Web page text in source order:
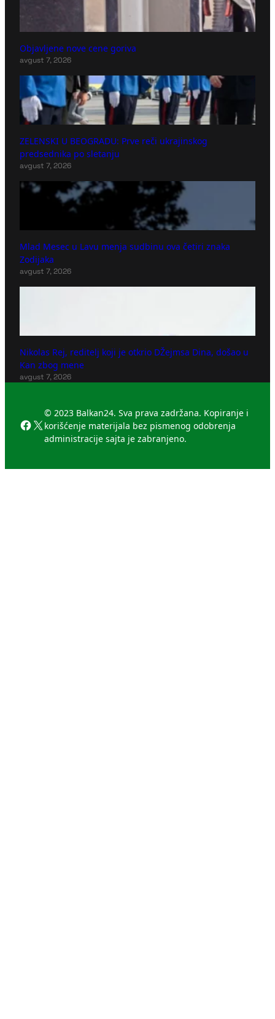
Objavljene nove cene goriva
avgust 7, 2026
ZELENSKI U BEOGRADU: Prve reči ukrajinskog
predsednika po sletanju
avgust 7, 2026
Mlad Mesec u Lavu menja sudbinu ova četiri znaka
Zodijaka
avgust 7, 2026
Nikolas Rej, reditelj koji je otkrio DŽejmsa Dina, došao u
Kan zbog mene
avgust 7, 2026
Facebook
X
© 2023 Balkan24. Sva prava zadržana. Kopiranje i
korišćenje materijala bez pismenog odobrenja
administracije sajta je zabranjeno.